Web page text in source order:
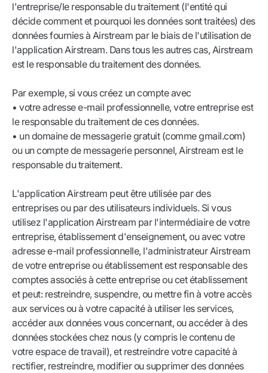
l'entreprise/le responsable du traitement (l'entité qui
décide comment et pourquoi les données sont traitées) des
données fournies à Airstream par le biais de l'utilisation de
l'application Airstream. Dans tous les autres cas, Airstream
est le responsable du traitement des données.
Par exemple, si vous créez un compte avec
• votre adresse e-mail professionnelle, votre entreprise est
le responsable du traitement de ces données.
• un domaine de messagerie gratuit (comme gmail.com)
ou un compte de messagerie personnel, Airstream est le
responsable du traitement.
L'application Airstream peut être utilisée par des
entreprises ou par des utilisateurs individuels. Si vous
utilisez l'application Airstream par l'intermédiaire de votre
entreprise, établissement d'enseignement, ou avec votre
adresse e-mail professionnelle, l'administrateur Airstream
de votre entreprise ou établissement est responsable des
comptes associés à cette entreprise ou cet établissement
et peut: restreindre, suspendre, ou mettre fin à votre accès
aux services ou à votre capacité à utiliser les services,
accéder aux données vous concernant, ou accéder à des
données stockées chez nous (y compris le contenu de
votre espace de travail), et restreindre votre capacité à
rectifier, restreindre, modifier ou supprimer des données